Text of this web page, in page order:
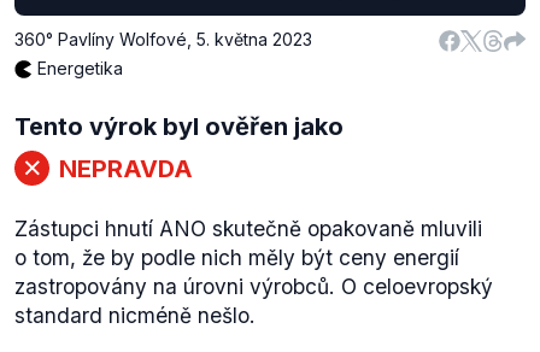
360° Pavlíny Wolfové 5. května 2023
Energetika
Tento výrok byl ověřen jako
NEPRAVDA
Zástupci hnutí ANO skutečně opakovaně mluvili
o tom, že by podle nich měly být ceny energií
zastropovány na úrovni výrobců. O celoevropský
standard nicméně nešlo.